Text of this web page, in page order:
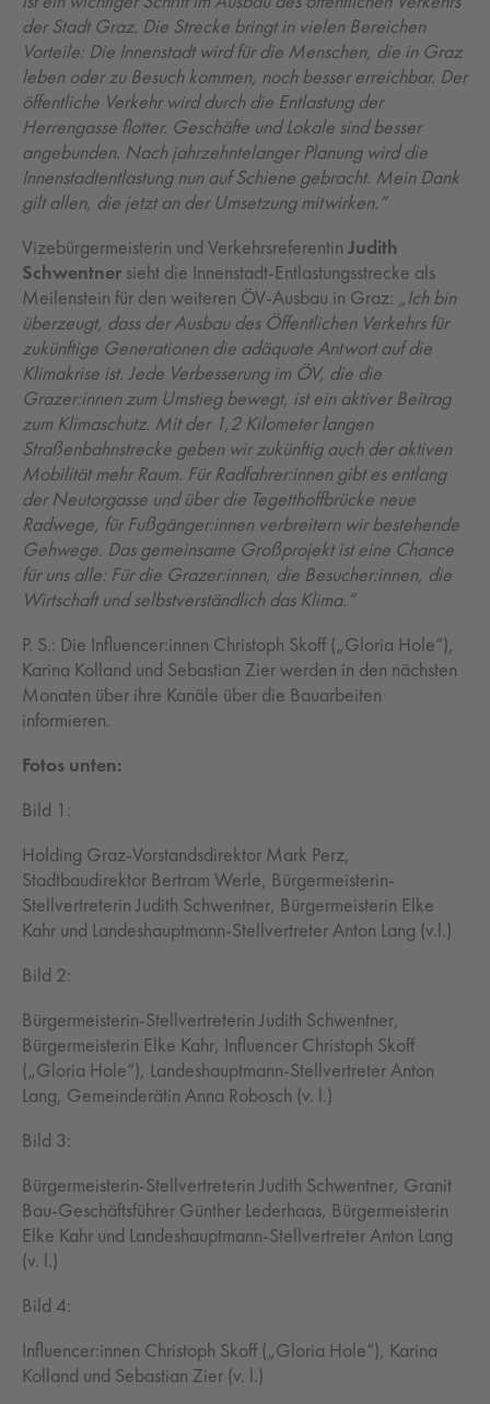
der Stadt Graz. Die Strecke bringt in vielen Bereichen
Vorteile: Die Innenstadt wird für die Menschen, die in Graz
leben oder zu Besuch kommen, noch besser erreichbar. Der
öffentliche Verkehr wird durch die Entlastung der
Herrengasse flotter. Geschäfte und Lokale sind besser
angebunden. Nach jahrzehntelanger Planung wird die
Innenstadtentlastung nun auf Schiene gebracht. Mein Dank
gilt allen, die jetzt an der Umsetzung mitwirken.“
Vizebürgermeisterin und Verkehrsreferentin Judith
Schwentner sieht die Innenstadt-Entlastungsstrecke als
Meilenstein für den weiteren ÖV-Ausbau in Graz: „Ich bin
überzeugt, dass der Ausbau des Öffentlichen Verkehrs für
zukünftige Generationen die adäquate Antwort auf die
Klimakrise ist. Jede Verbesserung im ÖV, die die
Grazer:innen zum Umstieg bewegt, ist ein aktiver Beitrag
zum Klimaschutz. Mit der 1,2 Kilometer langen
Straßenbahnstrecke geben wir zukünftig auch der aktiven
Mobilität mehr Raum. Für Radfahrer:innen gibt es entlang
der Neutorgasse und über die Tegetthoffbrücke neue
Radwege, für Fußgänger:innen verbreitern wir bestehende
Gehwege. Das gemeinsame Großprojekt ist eine Chance
für uns alle: Für die Grazer:innen, die Besucher:innen, die
Wirtschaft und selbstverständlich das Klima.“
P. S.: Die Influencer:innen Christoph Skoff („Gloria Hole“),
Karina Kolland und Sebastian Zier werden in den nächsten
Monaten über ihre Kanäle über die Bauarbeiten
informieren.
Fotos unten:
Bild 1:
Holding Graz-Vorstandsdirektor Mark Perz,
Stadtbaudirektor Bertram Werle, Bürgermeisterin-
Stellvertreterin Judith Schwentner, Bürgermeisterin Elke
Kahr und Landeshauptmann-Stellvertreter Anton Lang (v.l.)
Bild 2:
Bürgermeisterin-Stellvertreterin Judith Schwentner,
Bürgermeisterin Elke Kahr, Influencer Christoph Skoff
(„Gloria Hole“), Landeshauptmann-Stellvertreter Anton
Lang, Gemeinderätin Anna Robosch (v. l.)
Bild 3:
Bürgermeisterin-Stellvertreterin Judith Schwentner, Granit
Bau-Geschäftsführer Günther Lederhaas, Bürgermeisterin
Elke Kahr und Landeshauptmann-Stellvertreter Anton Lang
(v. l.)
Bild 4:
Influencer:innen Christoph Skoff („Gloria Hole“), Karina
Kolland und Sebastian Zier (v. l.)